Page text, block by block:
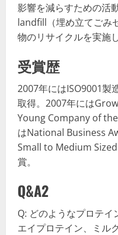
影響を減らすための活
landfill（埋め立てごみ
物のリサイクルを実施
受賞歴
2007年にはISO9001製
取得。2007年には
Young Company of
はNational Business
Small to Medium
賞。
Q&A2
Q: どのようなプロテイ
エイプロテイン、ミル